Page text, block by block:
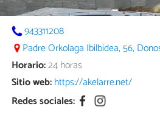
943311208
Padre Orkolaga Ibilbidea, 56,
Horario:24 horas
Sitio web:https://akelarre.net/
Redes sociales: